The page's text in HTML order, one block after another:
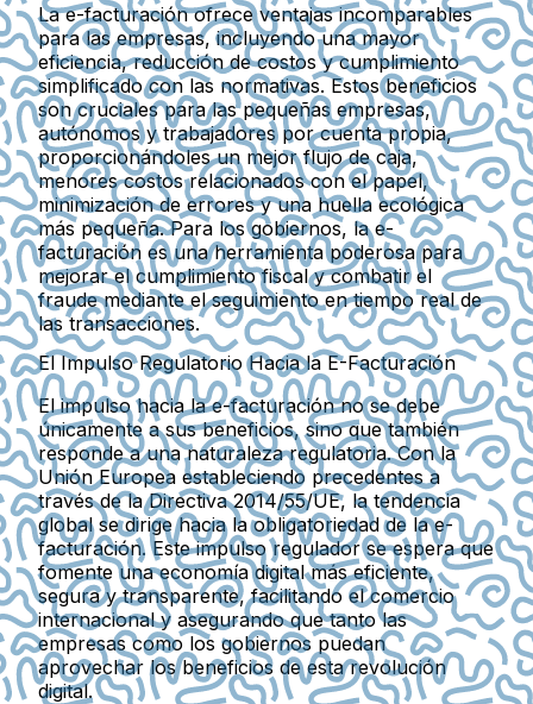
La e-facturación ofrece ventajas incomparables
para las empresas, incluyendo una mayor
eficiencia, reducción de costos y cumplimiento
simplificado con las normativas. Estos beneficios
son cruciales para las pequeñas empresas,
autónomos y trabajadores por cuenta propia,
proporcionándoles un mejor flujo de caja,
menores costos relacionados con el papel,
minimización de errores y una huella ecológica
más pequeña. Para los gobiernos, la e-
facturación es una herramienta poderosa para
mejorar el cumplimiento fiscal y combatir el
fraude mediante el seguimiento en tiempo real de
las transacciones.
El Impulso Regulatorio Hacia la E-Facturación
El impulso hacia la e-facturación no se debe
únicamente a sus beneficios, sino que también
responde a una naturaleza regulatoria. Con la
Unión Europea estableciendo precedentes a
través de la Directiva 2014/55/UE, la tendencia
global se dirige hacia la obligatoriedad de la e-
facturación. Este impulso regulador se espera que
fomente una economía digital más eficiente,
segura y transparente, facilitando el comercio
internacional y asegurando que tanto las
empresas como los gobiernos puedan
aprovechar los beneficios de esta revolución
digital.